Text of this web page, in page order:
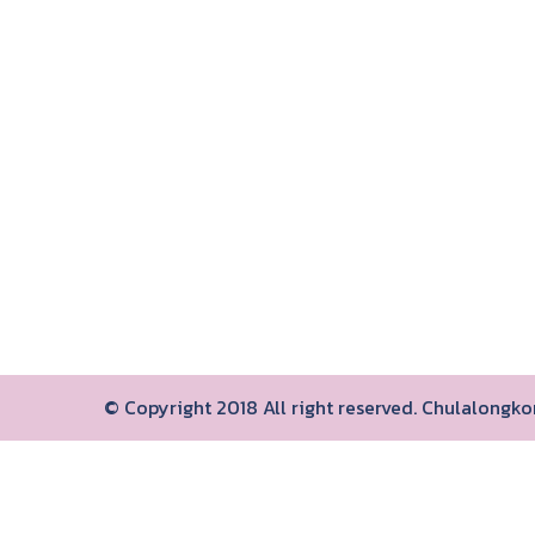
© Copyright 2018 All right reserved.